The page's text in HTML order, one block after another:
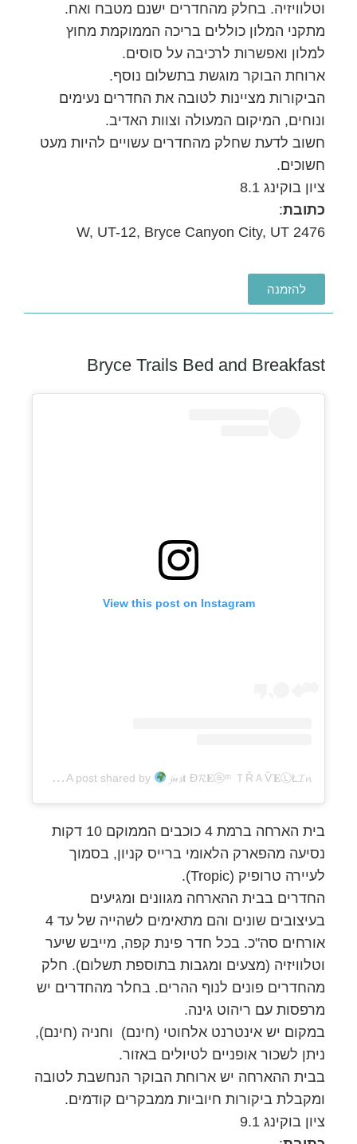
וטלוויזיה. בחלק מהחדרים ישנם מטבח ואח.
מתקני המלון כוללים בריכה הממוקמת מחוץ
למלון ואפשרות לרכיבה על סוסים.
ארוחת הבוקר מוגשת בתשלום נוסף.
הביקורות מציינות לטובה את החדרים נעימים
ונוחים, המיקום המעולה וצוות האדיב.
חשוב לדעת שחלק מהחדרים עשויים להיות מעט
חשוכים.
ציון בוקינג 8.1
כתובת:
2476 W, UT-12, Bryce Canyon City, UT
להזמנה
Bryce Trails Bed and Breakfast
View this post on Instagram
A
post shared by 𝓳𝓊𝓼𝐭 Đ𝓡𝐄ⓐᵐ ＴŘＡѶ𝐄ⓁŁ𝓘𝓷ق
בית הארחה ברמת 4 כוכבים הממוקם 10 דקות
נסיעה מהפארק הלאומי ברייס קניון, בסמוך
לעיירה טרופיק (Tropic).
החדרים בבית ההארחה מגוונים ומגיעים
בעיצובים שונים והם מתאימים לשהייה של עד 4
אורחים סה"כ. בכל חדר פינת קפה, מייבש שיער
וטלוויזיה (מצעים ומגבות בתוספת תשלום). חלק
מהחדרים פונים לנוף ההרים. בחלר מהחדרים יש
מרפסות עם ריהוט גינה.
במקום יש אינטרנט אלחוטי (חינם) וחניה (חינם),
ניתן לשכור אופניים לטיולים באזור.
בבית ההארחה יש ארוחת הבוקר הנחשבת לטובה
ומקבלת ביקורות חיוביות ממבקרים קודמים.
ציון בוקינג 9.1